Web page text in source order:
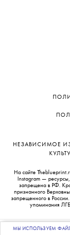
НЕЗАВИСИМОЕ
На сайте
Instagram —
запрещена в РФ.
признанного
запрещенного в
упоминания
МЫ ИСПОЛЬЗУЕМ